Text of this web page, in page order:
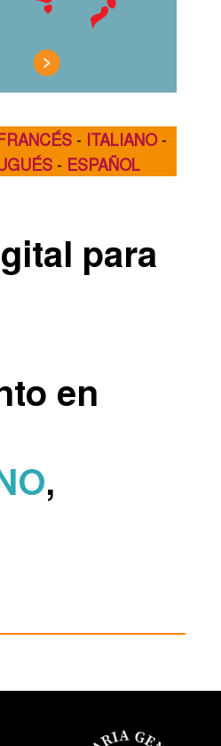
- ITALIANO -
- ESPAÑOL
para
en
,